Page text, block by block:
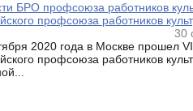
БРО профсоюза работников
профсоюза работников
30
2020 года в Москве прошел
профсоюза работников